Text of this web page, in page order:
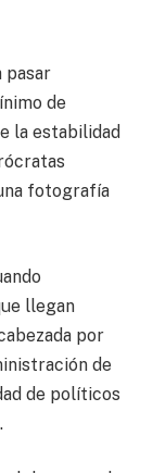
pasar
de
la estabilidad
fotografía
llegan
por
de
de políticos